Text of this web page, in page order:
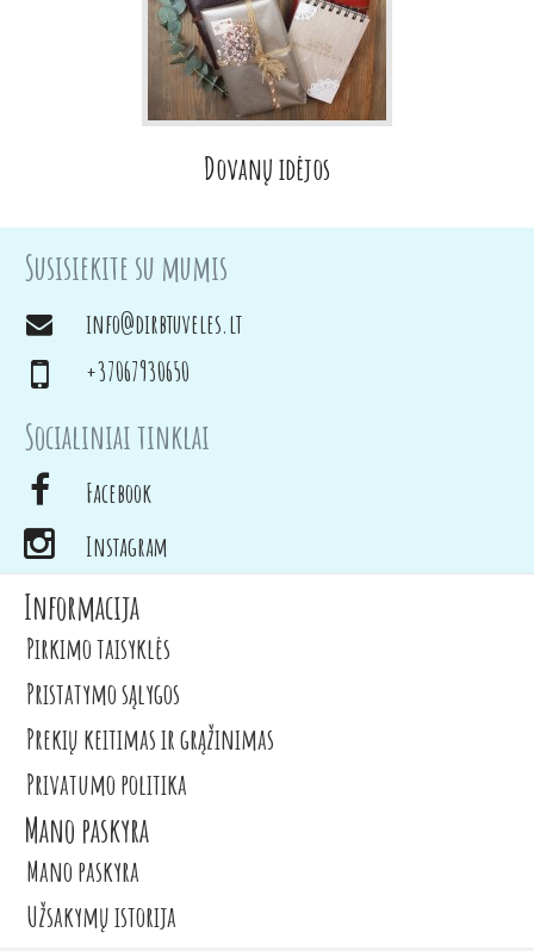
Dovanų idėjos
Susisiekite su mumis
info@dirbtuveles.lt
+37067930650
Socialiniai tinklai
Facebook
Instagram
Informacija
Pirkimo taisyklės
Pristatymo sąlygos
Prekių keitimas ir grąžinimas
Privatumo politika
Mano paskyra
Mano paskyra
Užsakymų istorija